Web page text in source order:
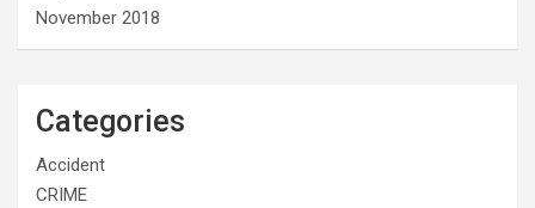
November 2018
Categories
Accident
CRIME